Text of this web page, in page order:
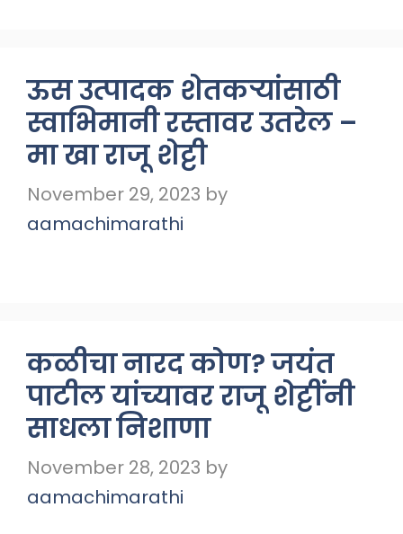
ऊस उत्पादक शेतकऱ्यांसाठी
स्वाभिमानी रस्तावर उतरेल –
मा खा राजू शेट्टी
November 29, 2023 by
aamachimarathi
कळीचा नारद कोण? जयंत
पाटील यांच्यावर राजू शेट्टींनी
साधला निशाणा
November 28, 2023 by
aamachimarathi